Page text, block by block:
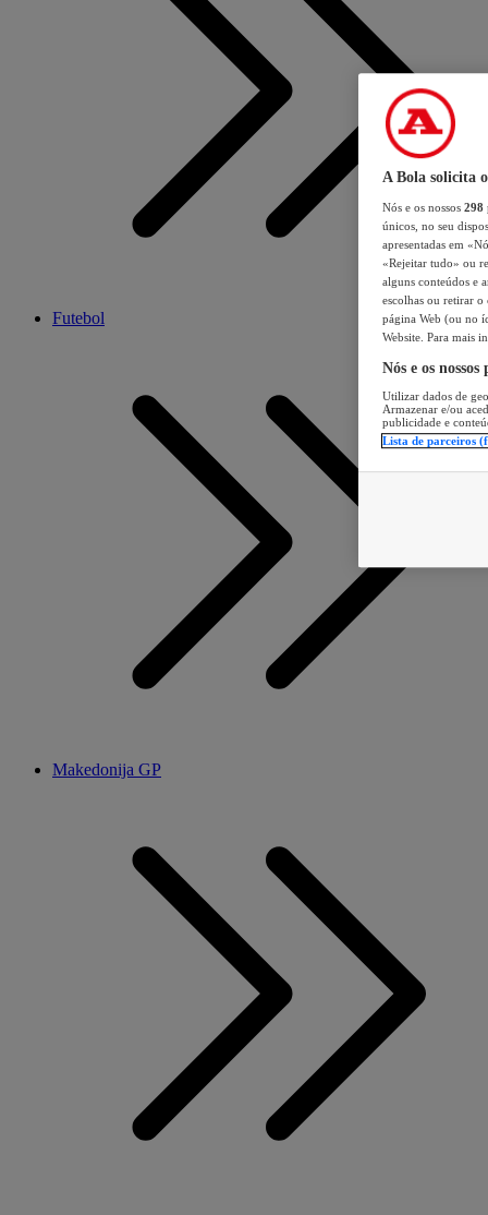
Futebol
Makedonija GP
A Bola solicita
Nós e os nossos 298
únicos, no seu
apresentadas em
«Rejeitar tudo» ou
alguns conteúdos e
escolhas ou retirar
página Web (ou no
Website. Para mais
Nós e os
Utilizar dados de
Armazenar e/ou
publicidade e
Lista de parceiros